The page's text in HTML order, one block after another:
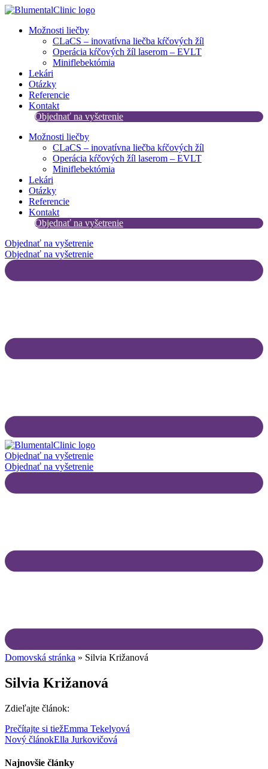
Preskočiť
obsah
Možnosti liečby
CLaCS – inovatívna liečba kŕčových žíl​
Operácia kŕčových žíl laserom – EVLT
Miniflebektómia
Lekári
Otázky
Referencie
Kontakt
Objednať na vyšetrenie
Možnosti liečby
CLaCS – inovatívna liečba kŕčových žíl​
Operácia kŕčových žíl laserom – EVLT
Miniflebektómia
Lekári
Otázky
Referencie
Kontakt
Objednať na vyšetrenie
Objednať na vyšetrenie
Objednať na vyšetrenie
Objednať na vyšetrenie
Objednať na vyšetrenie
Domovská stránka » Silvia Križanová
Silvia Križanová
Zdieľajte článok:
Prečítajte si tiežEmma Tekelyová
Nový článokElla Jurkovičová
Najnovšie články